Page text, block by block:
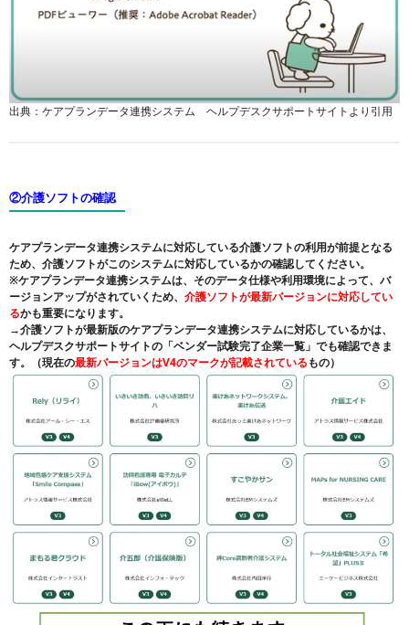
出典：ケアプランデータ連携システム ヘルプデスクサポートサイトより引用
②介護ソフトの確認
ケアプランデータ連携システムに対応している介護ソフトの利用が前提となる
ため、介護ソフトがこのシステムに対応しているかの確認してください。
※ケアプランデータ連携システムは、そのデータ仕様や利用環境によって、バ
ージョンアップがされていくため、 介護ソフトが最新バージョンに対応してい
るかも重要になります。
→介護ソフトが最新版のケアプランデータ連携システムに対応しているかは、
ヘルプデスクサポートサイトの「ベンダー試験完了企業一覧」でも確認できま
す。（現在の最新バージョンはV4のマークが記載されているもの）